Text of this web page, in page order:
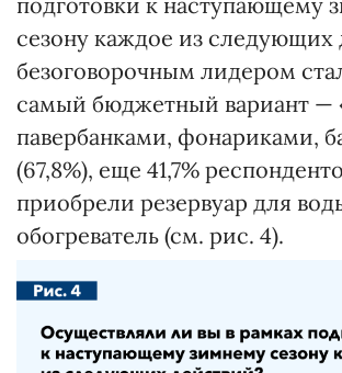
сезону каждое из следующих
безоговорочным лидером
самый бюджетный вариант —
павербанками, фонариками,
(67,8%), еще 41,7%
приобрели резервуар для
обогреватель (см. рис. 4).